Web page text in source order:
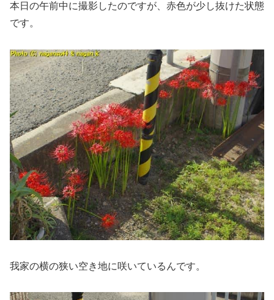
本日の午前中に撮影したのですが、赤色が少し抜けた状態
です。
我家の横の狭い空き地に咲いているんです。